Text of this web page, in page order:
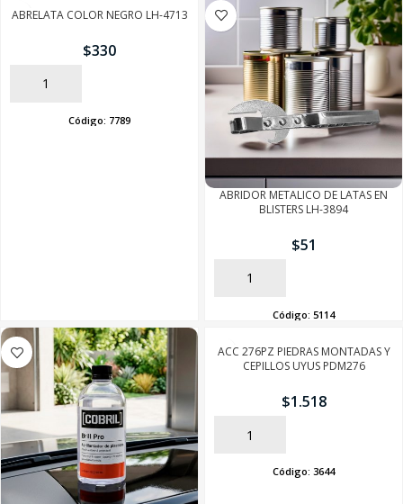
ABRELATA COLOR NEGRO LH-4713
$330
AÑADIR
Código: 7789
ABRIDOR METALICO DE LATAS EN
BLISTERS LH-3894
$51
AÑADIR
Código: 5114
ACC 276PZ PIEDRAS MONTADAS Y
CEPILLOS UYUS PDM276
$1.518
AÑADIR
Código: 3644